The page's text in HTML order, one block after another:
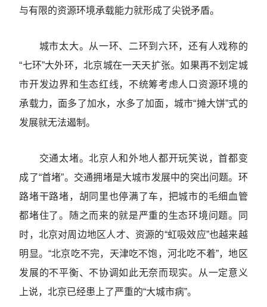
与有限的资源环境承载能力就形成了尖锐矛盾。
城市太大。从一环、二环到六环，还有人戏称的
“七环”大外环，北京城在一天天扩张。如果再不划定城
市开发边界和生态红线，不统筹考虑人口资源环境的
承载力，面多了加水，水多了加面，城市“摊大饼”式的
发展就无法遏制。
交通太堵。北京人和外地人都开玩笑说，首都变
成了“首堵”。交通拥堵是大城市发展中的突出问题。环
路堵干路堵，胡同里也停满了车，把城市的毛细血管
都堵住了。随之而来的就是严重的生态环境问题。同
时，北京对周边地区人才、资源的“虹吸效应”也越来越
明显。“北京吃不完，天津吃不饱，河北吃不着”，地区
发展的不平衡、不协调如此无奈而现实。从一定意义
上说，北京已经患上了严重的“大城市病”。